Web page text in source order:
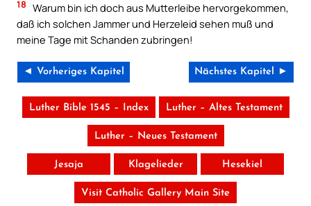
18 Warum bin ich doch aus Mutterleibe hervorgekommen,
daß ich solchen Jammer und Herzeleid sehen muß und
meine Tage mit Schanden zubringen!
◄ Vorheriges Kapitel Nächstes Kapitel ►
Luther Bible 1545 – Index Luther – Altes Testament
Luther – Neues Testament
Jesaja Klagelieder Hesekiel
Visit Catholic Gallery Main Site